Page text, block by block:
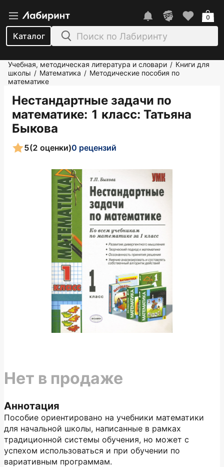
Каталог
0
Учебная, методическая литература и словари / Книги для
школы / Математика / Методические пособия по
математике
Нестандартные задачи по
математике: 1 класс: Татьяна
Быкова
5(2 оценки)0 рецензий
Аннотация
Пособие ориентировано на учебники математики
для начальной школы, написанные в рамках
традиционной системы обучения, но может с
успехом использоваться и при обучении по
вариативным программам.
Нет в продаже